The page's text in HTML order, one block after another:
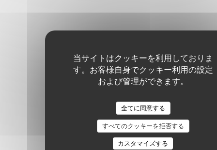
当サイトはクッキーを利用しておりま
す。お客様自身でクッキー利用の設定
および管理ができます。
全てに同意する
すべてのクッキーを拒否する
カスタマイズする